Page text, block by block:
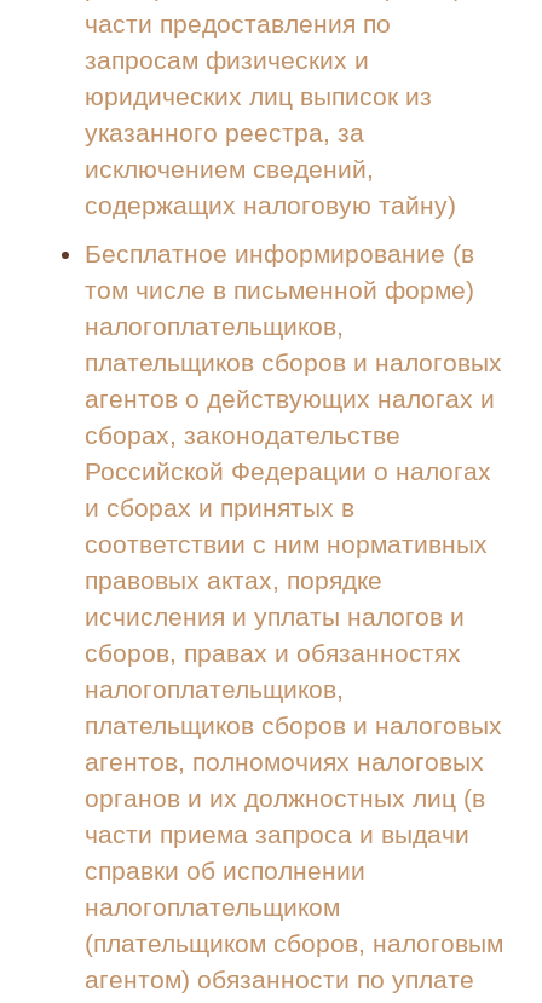
части предоставления по
запросам физических и
юридических лиц выписок из
указанного реестра, за
исключением сведений,
содержащих налоговую тайну)
Бесплатное информирование (в
том числе в письменной форме)
налогоплательщиков,
плательщиков сборов и налоговых
агентов о действующих налогах и
сборах, законодательстве
Российской Федерации о налогах
и сборах и принятых в
соответствии с ним нормативных
правовых актах, порядке
исчисления и уплаты налогов и
сборов, правах и обязанностях
налогоплательщиков,
плательщиков сборов и налоговых
агентов, полномочиях налоговых
органов и их должностных лиц (в
части приема запроса и выдачи
справки об исполнении
налогоплательщиком
(плательщиком сборов, налоговым
агентом) обязанности по уплате